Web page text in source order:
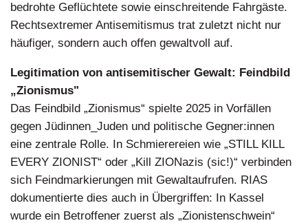
bedrohte Geflüchtete sowie einschreitende Fahrgäste.
Rechtsextremer Antisemitismus trat zuletzt nicht nur
häufiger, sondern auch offen gewaltvoll auf.
Legitimation von antisemitischer Gewalt: Feindbild
„Zionismus"
Das Feindbild „Zionismus“ spielte 2025 in Vorfällen
gegen Jüdinnen_Juden und politische Gegner:innen
eine zentrale Rolle. In Schmierereien wie „STILL KILL
EVERY ZIONIST“ oder „Kill ZIONazis (sic!)“ verbinden
sich Feindmarkierungen mit Gewaltaufrufen. RIAS
dokumentierte dies auch in Übergriffen: In Kassel
wurde ein Betroffener zuerst als „Zionistenschwein“